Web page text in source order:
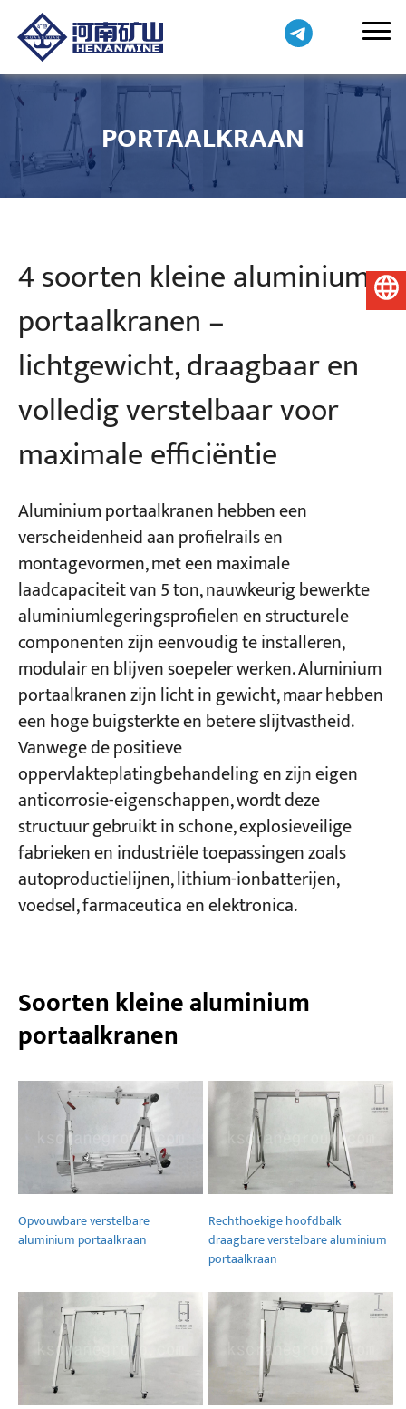
Projecten
Bloggen
Nieuws
PORTAALKRAAN
4 soorten kleine aluminium
portaalkranen –
lichtgewicht, draagbaar en
volledig verstelbaar voor
maximale efficiëntie
Aluminium portaalkranen hebben een
verscheidenheid aan profielrails en
montagevormen, met een maximale
laadcapaciteit van 5 ton, nauwkeurig bewerkte
aluminiumlegeringsprofielen en structurele
componenten zijn eenvoudig te installeren,
modulair en blijven soepeler werken. Aluminium
portaalkranen zijn licht in gewicht, maar hebben
een hoge buigsterkte en betere slijtvastheid.
Vanwege de positieve
oppervlakteplatingbehandeling en zijn eigen
anticorrosie-eigenschappen, wordt deze
structuur gebruikt in schone, explosieveilige
fabrieken en industriële toepassingen zoals
autoproductielijnen, lithium-ionbatterijen,
voedsel, farmaceutica en elektronica.
Soorten kleine aluminium
portaalkranen
Opvouwbare verstelbare
aluminium portaalkraan
Rechthoekige hoofdbalk
draagbare verstelbare aluminium
portaalkraan
Nederlands